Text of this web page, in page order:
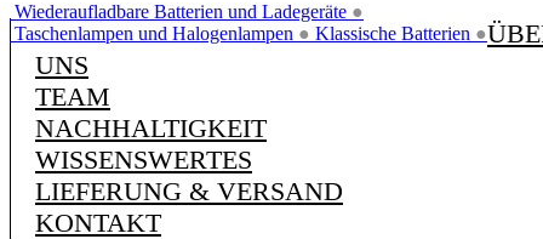
Wiederaufladbare Batterien und Ladegeräte ●
Taschenlampen und Halogenlampen ● Klassische Batterien ●
UNS
TEAM
NACHHALTIGKEIT
WISSENSWERTES
LIEFERUNG & VERSAND
KONTAKT